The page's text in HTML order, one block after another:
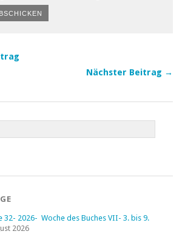
Nächster Beitrag →
32- 2026- Woche des Buches VII- 3. bis 9.
2026